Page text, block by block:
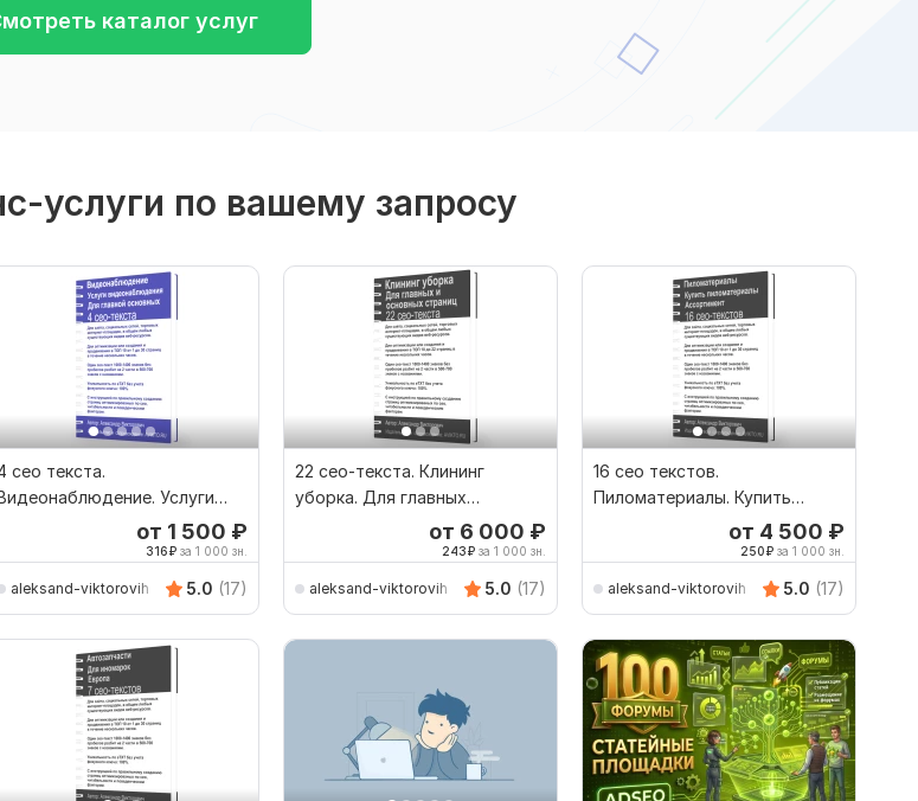
каталог услуг
услуги по вашему запросу
сео текста.
Услуги
видеонаблюдения. Для
от 1 500 ₽
316₽ за 1 000 зн.
aleksand-viktorovih 5.0 (17)
22 сео-текста. Клининг
уборка. Для главных
основных страницот 6 000 ₽
243₽ за 1 000 зн.
aleksand-viktorovih 5.0 (17)
16 сео текстов.
Пиломатериалы. Купить
пиломатериалы. Ассортимент
от 4 500 ₽
250₽ за 1 000 зн.
aleksand-viktorovih 5.0 (17)